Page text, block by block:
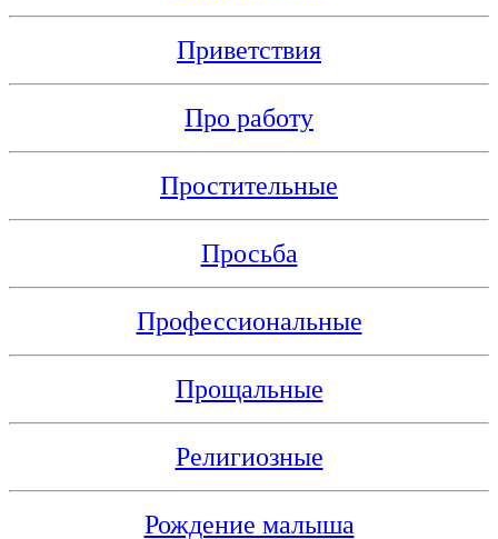
Приветствия
Про работу
Простительные
Просьба
Профессиональные
Прощальные
Религиозные
Рождение малыша